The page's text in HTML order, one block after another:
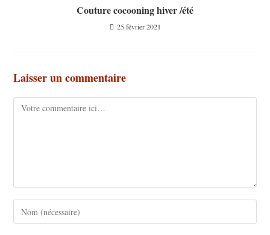
Couture cocooning hiver /été
25 février 2021
Laisser un commentaire